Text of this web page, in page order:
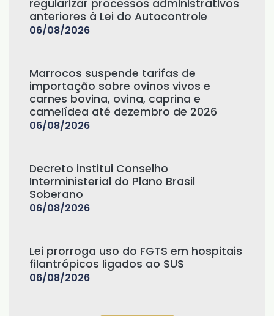
regularizar processos administrativos
anteriores à Lei do Autocontrole
06/08/2026
Marrocos suspende tarifas de
importação sobre ovinos vivos e
carnes bovina, ovina, caprina e
camelídea até dezembro de 2026
06/08/2026
Decreto institui Conselho
Interministerial do Plano Brasil
Soberano
06/08/2026
Lei prorroga uso do FGTS em hospitais
filantrópicos ligados ao SUS
06/08/2026